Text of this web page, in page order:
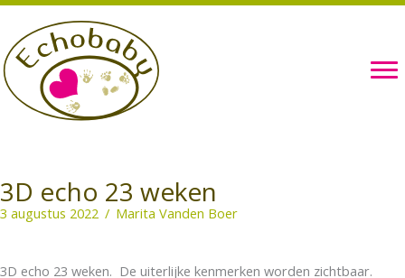
Ga
naar
de
inhoud
3D echo 23 weken
3 augustus 2022 / Marita Vanden Boer
3D echo 23 weken. De uiterlijke kenmerken worden zichtbaar.